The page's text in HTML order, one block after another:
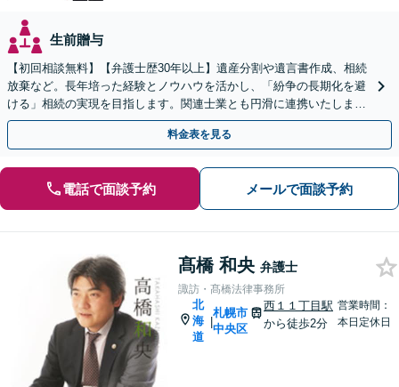
生前贈与
【初回相談無料】【弁護士歴30年以上】遺産分割や遺言書作成、相続
放棄など。長年培った経験とノウハウを活かし、「紛争の長期化を避
ける」相続の実現を目指します。関連士業とも円滑に連携いたします
【平日夜・土曜相談可】【西11丁目駅1分】
料金表を見る
電話で面談予約 メールで面談予約
髙橋 和央 弁護士
諏訪・髙橋法律事務所
北
海
道
|
札幌市
中央区
西１１丁目駅
から徒歩2分
営業時間：
本日定休日